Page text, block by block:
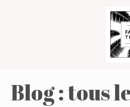
Blog : tous